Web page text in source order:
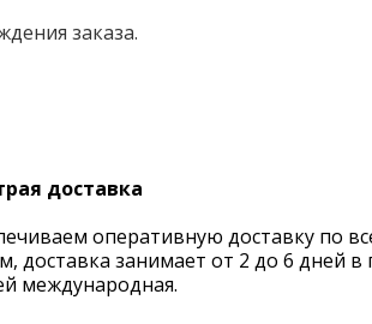
заказа.
доставка
оперативную доставку по
доставка занимает от 2 до 6 дней в
международная.